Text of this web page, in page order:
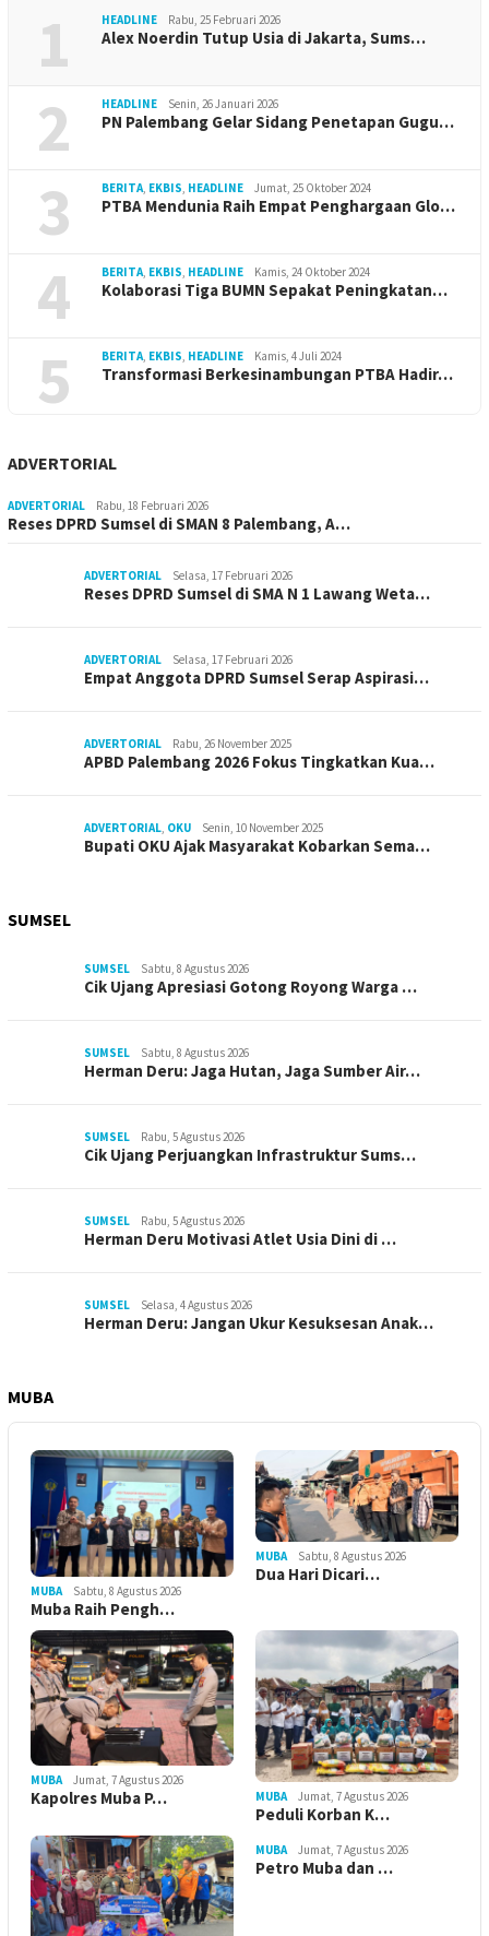
1 HEADLINE Rabu, 25 Februari 2026
Alex Noerdin Tutup Usia di Jakarta, Sums…
2 HEADLINE Senin, 26 Januari 2026
PN Palembang Gelar Sidang Penetapan Gugu…
3 BERITA EKBIS HEADLINE Jumat, 25 Oktober 2024
PTBA Mendunia Raih Empat Penghargaan Glo…
4 BERITA EKBIS HEADLINE Kamis, 24 Oktober 2024
Kolaborasi Tiga BUMN Sepakat Peningkatan…
5 BERITA EKBIS HEADLINE Kamis, 4 Juli 2024
Transformasi Berkesinambungan PTBA Hadir…
ADVERTORIAL
ADVERTORIAL Rabu, 18 Februari 2026
Reses DPRD Sumsel di SMAN 8 Palembang, A…
ADVERTORIAL Selasa, 17 Februari 2026
Reses DPRD Sumsel di SMA N 1 Lawang Weta…
ADVERTORIAL Selasa, 17 Februari 2026
Empat Anggota DPRD Sumsel Serap Aspirasi…
ADVERTORIAL Rabu, 26 November 2025
APBD Palembang 2026 Fokus Tingkatkan Kua…
ADVERTORIAL OKU Senin, 10 November 2025
Bupati OKU Ajak Masyarakat Kobarkan Sema…
SUMSEL
SUMSEL Sabtu, 8 Agustus 2026
Cik Ujang Apresiasi Gotong Royong Warga …
SUMSEL Sabtu, 8 Agustus 2026
Herman Deru: Jaga Hutan, Jaga Sumber Air…
SUMSEL Rabu, 5 Agustus 2026
Cik Ujang Perjuangkan Infrastruktur Sums…
SUMSEL Rabu, 5 Agustus 2026
Herman Deru Motivasi Atlet Usia Dini di …
SUMSEL Selasa, 4 Agustus 2026
Herman Deru: Jangan Ukur Kesuksesan Anak…
MUBA
MUBA Sabtu, 8 Agustus 2026
Muba Raih Pengh…
MUBA Sabtu, 8 Agustus 2026
Dua Hari Dicari…
MUBA Jumat, 7 Agustus 2026
Kapolres Muba P… MUBA Jumat, 7 Agustus 2026
Peduli Korban K…
MUBA Jumat, 7 Agustus 2026
Petro Muba dan …